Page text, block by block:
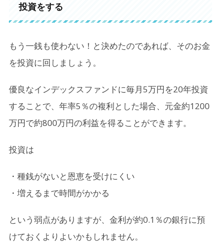
投資をする
もう一銭も使わない！と決めたのであれば、そのお金
を投資に回しましょう。
優良なインデックスファンドに毎月5万円を20年投資
することで、年率5％の複利とした場合、元金約1200
万円で約800万円の利益を得ることができます。
投資は
・種銭がないと恩恵を受けにくい
・増えるまで時間がかかる
という弱点がありますが、金利が約0.1％の銀行に預
けておくよりよいかもしれません。